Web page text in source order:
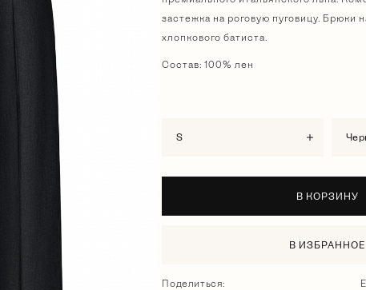
застежка на роговую пуговицу. Брюки
хлопкового батиста.
Состав: 100% лен
S
В КОРЗИНУ
В ИЗБРАННОЕ
Поделиться: